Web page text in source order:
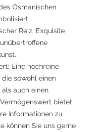
Osmanischen
Reiz: Exquisite
Eine hochreine
die sowohl einen
als auch einen
bietet.
Informationen zu
können Sie uns gerne